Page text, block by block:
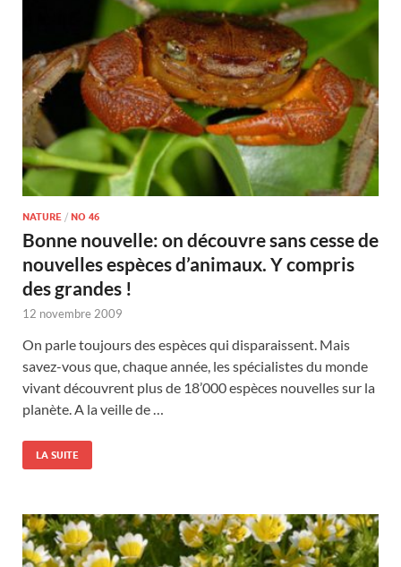
NATURE / NO 46
Bonne nouvelle: on découvre sans cesse de
nouvelles espèces d’animaux. Y compris
des grandes !
12 novembre 2009
On parle toujours des espèces qui disparaissent. Mais
savez-vous que, chaque année, les spécialistes du monde
vivant découvrent plus de 18’000 espèces nouvelles sur la
planète. A la veille de …
LA SUITE